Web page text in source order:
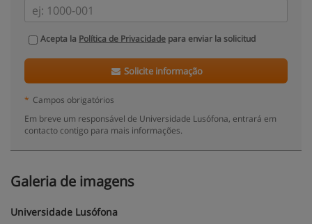
Acepta la Política de Privacidade para enviar la solicitud
Solicite informação
* Campos obrigatórios
Em breve um responsável de Universidade Lusófona, entrará em
contacto contigo para mais informações.
Galeria de imagens
Universidade Lusófona